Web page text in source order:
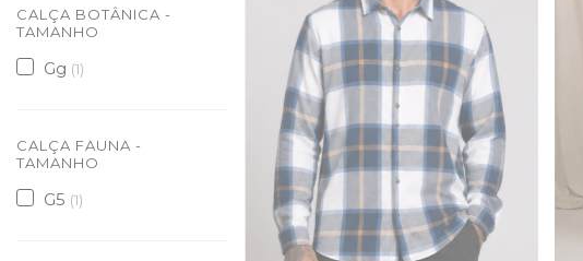
CALÇA BOTÂNICA -
TAMANHO
Gg (1)
CALÇA FAUNA -
TAMANHO
G5 (1)